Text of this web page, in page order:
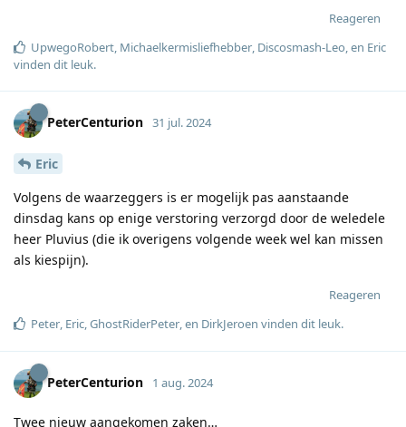
Reageren
UpwegoRobert, Michaelkermisliefhebber, Discosmash-Leo, en Eric
vinden dit leuk.
PeterCenturion 31 jul. 2024
Eric
Volgens de waarzeggers is er mogelijk pas aanstaande
dinsdag kans op enige verstoring verzorgd door de weledele
heer Pluvius (die ik overigens volgende week wel kan missen
als kiespijn).
Reageren
Peter, Eric,GhostRiderPeter, en DirkJeroen vinden dit leuk.
PeterCenturion 1 aug. 2024
Twee nieuw aangekomen zaken…